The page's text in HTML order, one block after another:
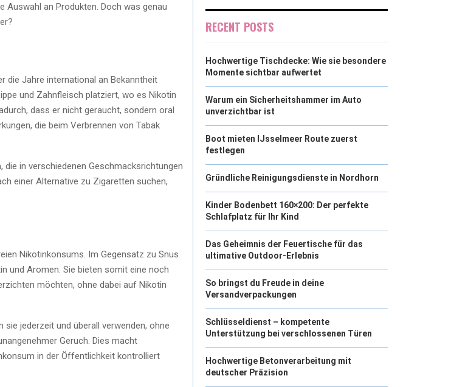
Auswahl an Produkten. Doch was genau
die Jahre international an Bekanntheit
und Zahnfleisch platziert, wo es Nikotin
dass er nicht geraucht, sondern oral
die beim Verbrennen von Tabak
die in verschiedenen Geschmacksrichtungen
einer Alternative zu Zigaretten suchen,
Nikotinkonsums. Im Gegensatz zu Snus
und Aromen. Sie bieten somit eine noch
möchten, ohne dabei auf Nikotin
jederzeit und überall verwenden, ohne
Geruch. Dies macht
in der Öffentlichkeit kontrolliert
RECENT POSTS
Hochwertige Tischdecke: Wie sie besondere
Momente sichtbar aufwertet
Warum ein Sicherheitshammer im Auto
unverzichtbar ist
Boot mieten IJsselmeer Route zuerst
festlegen
Gründliche Reinigungsdienste in Nordhorn
Kinder Bodenbett 160×200: Der perfekte
Schlafplatz für Ihr Kind
Das Geheimnis der Feuertische für das
ultimative Outdoor-Erlebnis
So bringst du Freude in deine
Versandverpackungen
Schlüsseldienst – kompetente
Unterstützung bei verschlossenen Türen
Hochwertige Betonverarbeitung mit
deutscher Präzision